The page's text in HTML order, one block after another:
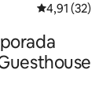
4,91 de uma
4,91 (32)